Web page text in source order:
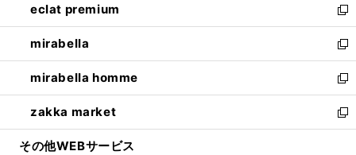
く
で
開
く
ド
ウ
で
開
く
ィ
ン
ド
ウ
で
開
く
い
ウ
ィ
ン
ド
ウ
で
開
eclat premium
新
し
い
ウ
ィ
ン
ド
ウ
mirabella
新
し
い
ウ
ィ
ン
mirabella homme
新
し
い
ウ
zakka market
新
し
その他WEBサービス